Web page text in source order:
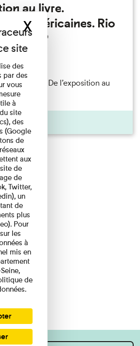
au livre.
sud-américaines. Rio
1909
n°8. De l’exposition au
des
par des
vous
à
site
des
(Google
de
aux
de
de
Twitter,
un
de
plus
Pour
les
à
mis en
de
XMasquer le